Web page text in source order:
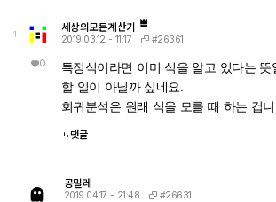
1
0
세상의모든계산기
2019.03.12 - 11:17 #26361
특정식이라면 이미 식을 알고 있다는 뜻
할 일이 아닐까 싶네요.
회귀분석은 원래 식을 모를 때 하는 겁니
댓글
공밀레
2019.04.17 - 21:48 #26631